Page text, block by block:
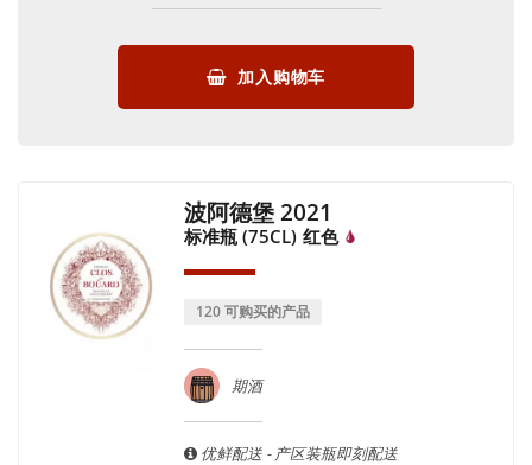
加入购物车
波阿德堡 2021
标准瓶 (75CL) 红色
120 可购买的产品
期酒
优鲜配送 - 产区装瓶即刻配送